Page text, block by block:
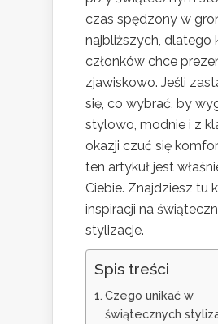
czas spędzony w
najbliższych, dlatego
członków chce
zjawiskowo. Jeśli
się, co wybrać, by
stylowo, modnie i z
okazji czuć się
ten artykuł jest
Ciebie. Znajdziesz tu
inspiracji na
stylizacje.
Spis treści
Czego unikać w
świątecznych